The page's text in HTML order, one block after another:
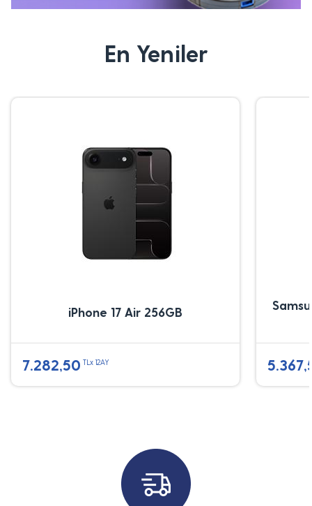
En Yeniler
iPhone 17 Air 256GB
7.282,50 TLx 12AY